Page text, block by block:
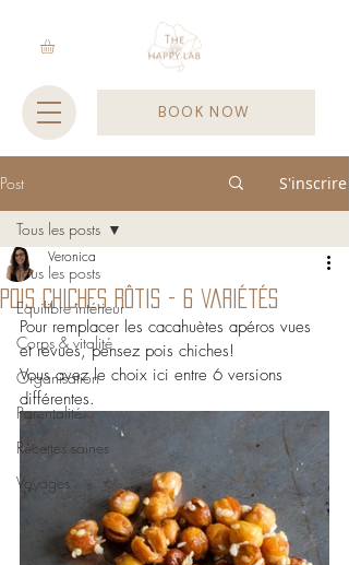
BOOK NOW
Post S'inscrire
Tous les posts
Equilibre intérieur
Corps & vitalité
Organisation
Parentalité
Recettes saines
Voyages
Tous les posts
Pois chiches rôtis - 6 variétés
Veronica
Pour remplacer les cacahuètes apéros vues
et revues, pensez pois chiches!
Vous avez le choix ici entre 6 versions
différentes.